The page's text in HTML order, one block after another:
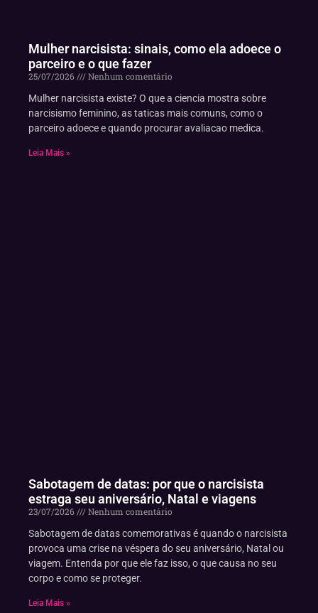
Mulher narcisista: sinais, como ela adoece o
parceiro e o que fazer
25/07/2026
Nenhum comentário
Mulher narcisista existe? O que a ciencia mostra sobre
narcisismo feminino, as taticas mais comuns, como o
parceiro adoece e quando procurar avaliacao medica.
Leia Mais »
Sabotagem de datas: por que o narcisista
estraga seu aniversário, Natal e viagens
23/07/2026
Nenhum comentário
Sabotagem de datas comemorativas é quando o narcisista
provoca uma crise na véspera do seu aniversário, Natal ou
viagem. Entenda por que ele faz isso, o que causa no seu
corpo e como se proteger.
Leia Mais »